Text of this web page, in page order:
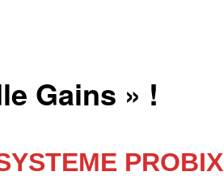
Gains » !
TEME PROBIX